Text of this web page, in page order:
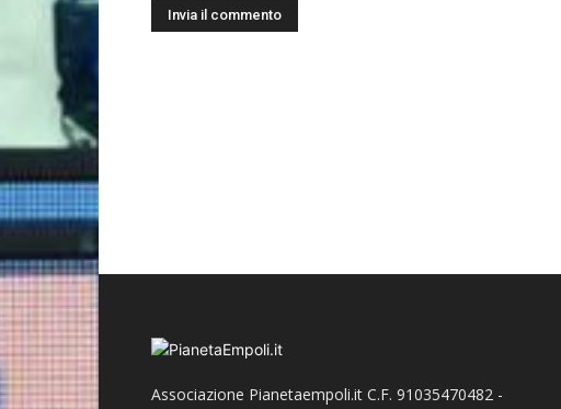
Associazione Pianetaempoli.it C.F. 91035470482 -